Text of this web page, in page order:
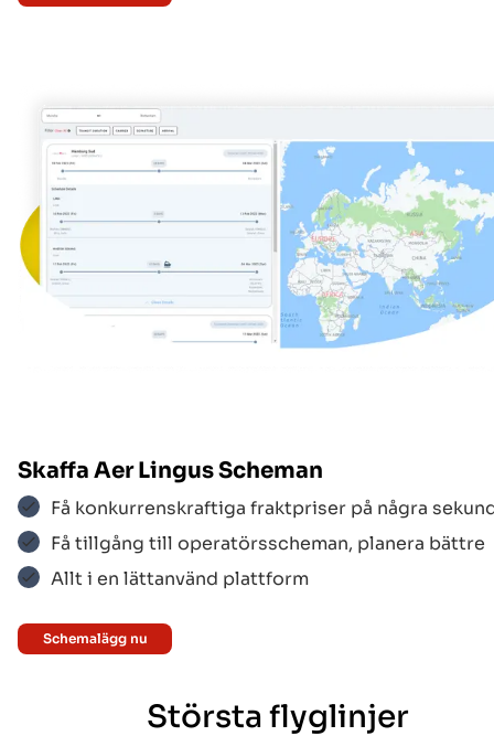
Federal Express $$$
Emirates $$$
Aeroflot $$$
Aegean Airlines
Skaffa Aer LingusScheman
Få konkurrenskraftiga fraktpriser på några
Få tillgång till operatörsscheman, planera bättre
Allt i en lättanvänd plattform
Schemalägg nu
Största flyglinjer